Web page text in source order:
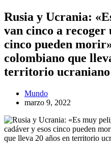
Rusia y Ucrania:
van cinco a recoger
cinco pueden
colombiano que
territorio ucraniano
Mundo
marzo 9, 2022